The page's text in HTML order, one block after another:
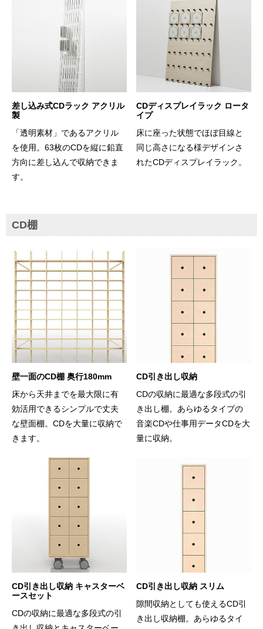
差し込み式CDラック アクリル
製
「透明素材」であるアクリル
を使用。63枚のCDを縦に鉛直
方向に差し込んで収納できま
す。
CDディスプレイラック ロータ
イプ
床に座った状態でほぼ目線と
同じ高さになる様デザインさ
れたCDディスプレイラック。
CD棚
壁一面のCD棚 奥行180mm
床から天井までを最大限に有
効活用できるシンプルで丈夫
な壁面棚。CDを大量に収納で
きます。
CD引き出し収納
CDの収納に最適な多段式の引
き出し棚。あらゆるタイプの
音楽CDや仕事用データCDを大
量に収納。
CD引き出し収納 キャスターベ
ースセット
CDの収納に最適な多段式の引
CD引き出し収納 スリム
隙間収納としても使えるCD引
き出し収納棚。あらゆるタイ